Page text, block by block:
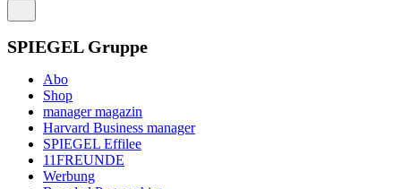
SPIEGEL Gruppe
Abo
Shop
manager magazin
Harvard Business manager
SPIEGEL Effilee
11FREUNDE
Werbung